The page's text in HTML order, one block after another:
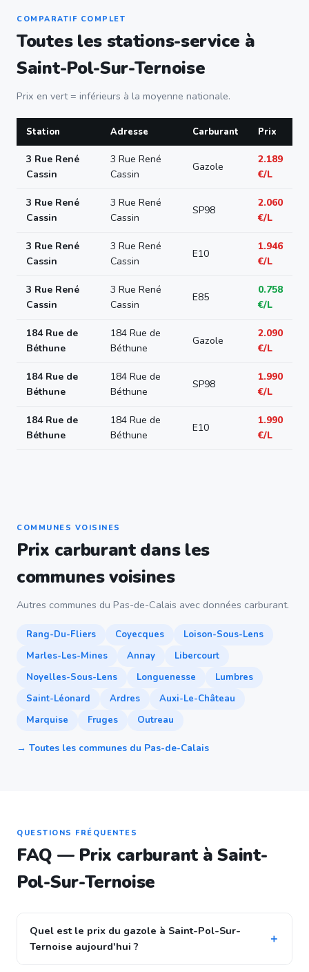
COMPARATIF COMPLET
Toutes les stations-service à
Saint-Pol-Sur-Ternoise
Prix en vert = inférieurs à la moyenne nationale.
Station Adresse Carburant Prix
3 Rue René
Cassin
3 Rue René
Cassin
Gazole
2.189
€/L
3 Rue René
Cassin
3 Rue René
Cassin
SP98
2.060
€/L
3 Rue René
Cassin
3 Rue René
Cassin
E10
1.946
€/L
3 Rue René
Cassin
3 Rue René
Cassin
E85
0.758
€/L
184 Rue de
Béthune
184 Rue de
Béthune
Gazole
2.090
€/L
184 Rue de
Béthune
184 Rue de
Béthune
SP98
1.990
€/L
184 Rue de
Béthune
184 Rue de
Béthune
E10
1.990
€/L
COMMUNES VOISINES
Prix carburant dans les
communes voisines
Autres communes du Pas-de-Calais avec données carburant.
Rang-Du-Fliers Coyecques
Loison-Sous-Lens
Marles-Les-Mines
Annay
Libercourt
Noyelles-Sous-Lens
Longuenesse
Lumbres
Saint-Léonard
Ardres
Auxi-Le-Château
Marquise
Fruges Outreau
→ Toutes les communes du Pas-de-Calais
QUESTIONS FRÉQUENTES
FAQ — Prix carburant à Saint-
Pol-Sur-Ternoise
Quel est le prix du gazole à Saint-Pol-Sur-
Ternoise aujourd'hui ?